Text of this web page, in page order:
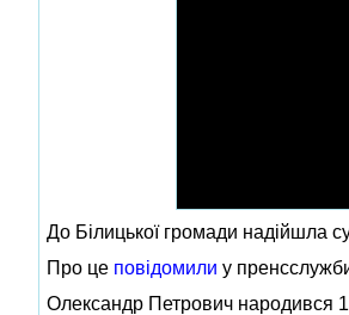
До Білицької громади надійшла
Про це повідомили у
Олександр Петрович народився 1